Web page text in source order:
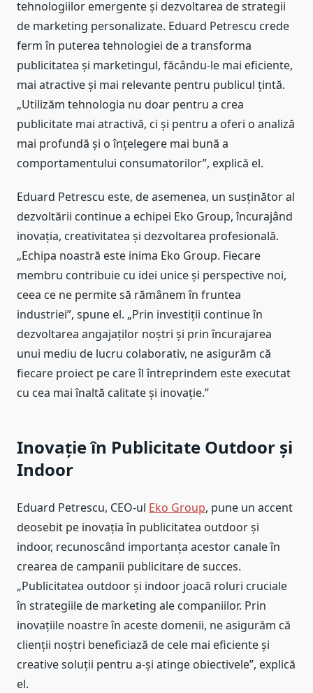
tehnologiilor emergente și dezvoltarea de strategii
de marketing personalizate. Eduard Petrescu crede
ferm în puterea tehnologiei de a transforma
publicitatea și marketingul, făcându-le mai eficiente,
mai atractive și mai relevante pentru publicul țintă.
„Utilizăm tehnologia nu doar pentru a crea
publicitate mai atractivă, ci și pentru a oferi o analiză
mai profundă și o înțelegere mai bună a
comportamentului consumatorilor”, explică el.
Eduard Petrescu este, de asemenea, un susținător al
dezvoltării continue a echipei Eko Group, încurajând
inovația, creativitatea și dezvoltarea profesională.
„Echipa noastră este inima Eko Group. Fiecare
membru contribuie cu idei unice și perspective noi,
ceea ce ne permite să rămânem în fruntea
industriei”, spune el. „Prin investiții continue în
dezvoltarea angajaților noștri și prin încurajarea
unui mediu de lucru colaborativ, ne asigurăm că
fiecare proiect pe care îl întreprindem este executat
cu cea mai înaltă calitate și inovație.”
Inovație în Publicitate Outdoor și
Indoor
Eduard Petrescu, CEO-ul Eko Group, pune un accent
deosebit pe inovația în publicitatea outdoor și
indoor, recunoscând importanța acestor canale în
crearea de campanii publicitare de succes.
„Publicitatea outdoor și indoor joacă roluri cruciale
în strategiile de marketing ale companiilor. Prin
inovațiile noastre în aceste domenii, ne asigurăm că
clienții noștri beneficiază de cele mai eficiente și
creative soluții pentru a-și atinge obiectivele”, explică
el.